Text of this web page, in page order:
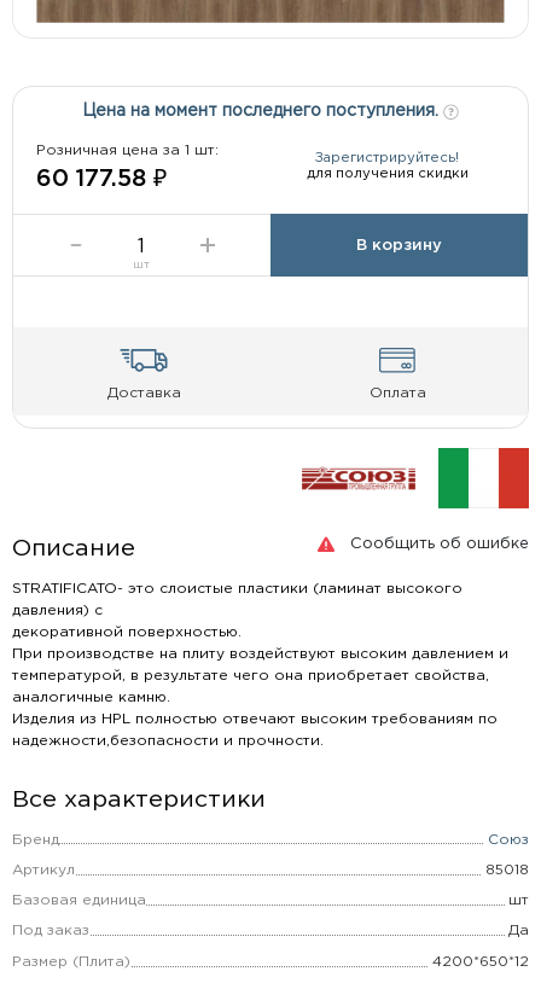
Цена на момент последнего поступления.
Розничная цена за 1 шт:
60 177.58 ₽
Зарегистрируйтесь!
для получения скидки
шт
В корзину
Доставка Оплата
Сообщить об ошибке
Описание
STRATIFICATO- это слоистые пластики (ламинат высокого
давления) с
декоративной поверхностью.
При производстве на плиту воздействуют высоким давлением и
температурой, в результате чего она приобретает свойства,
аналогичные камню.
Изделия из HPL полностью отвечают высоким требованиям по
надежности,безопасности и прочности.
Все характеристики
Бренд Союз
Артикул 85018
Базовая единица шт
Под заказ Да
Размер (Плита) 4200*650*12